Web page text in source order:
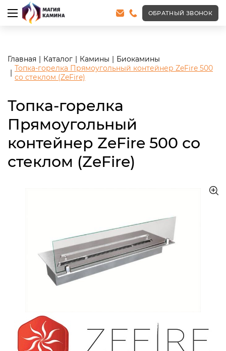
<meta name="robots" content="noindex, follow"/>
ОБРАТНЫЙ ЗВОНОК
Главная Каталог Камины
Биокамины
Топка-горелка Прямоугольный контейнер ZeFire 500
со стеклом (ZeFire)
Топка-горелка
Прямоугольный
контейнер ZeFire 500 со
стеклом (ZeFire)